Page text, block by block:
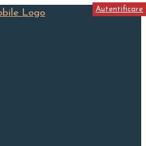
Autentificare